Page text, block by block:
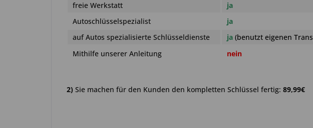
freie Werkstatt
ja
Autoschlüsselspezialist
ja
auf Autos spezialisierte Schlüsseldienste
ja (benutzt eigenen
Mithilfe unserer Anleitung
nein
2) Sie machen für den Kunden den kompletten Schlüssel fertig: 89,99€